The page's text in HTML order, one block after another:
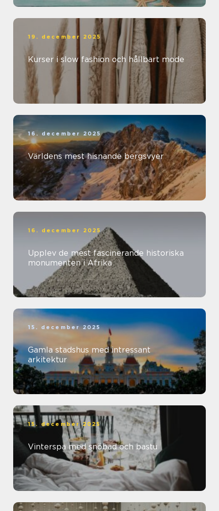
19. december 2025
Kurser i slow fashion och hållbart mode
16. december 2025
Världens mest hisnande bergsvyer
16. december 2025
Upplev de mest fascinerande historiska
monumenten i Afrika
15. december 2025
Gamla stadshus med intressant
arkitektur
15. december 2025
Vinterspa med snöbad och bastu